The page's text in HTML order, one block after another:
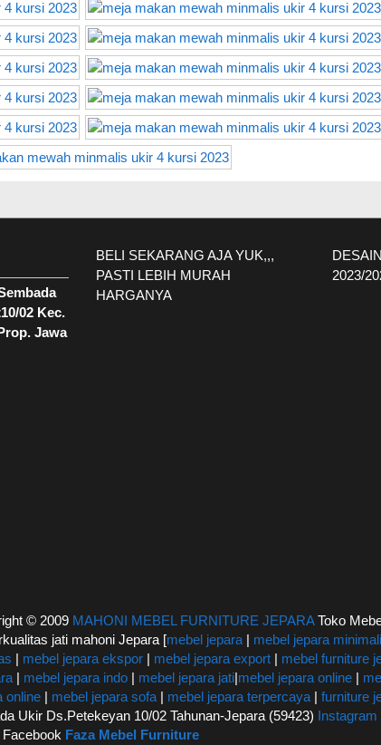
02 Kec.
Jawa
BELI SEKARANG AJA YUK,,,
PASTI LEBIH MURAH
HARGANYA
2023/
© 2009 MAHONI MEBEL FURNITURE JEPARAToko
jati mahoni Jepara [mebel jepara| mebel jepara
| mebel jepara ekspor | mebel jepara export | mebel furniture
| mebel jepara indo | mebel jepara jati|mebel jepara online |
online| mebel jepara sofa| mebel jepara terpercaya| furniture
Ukir Ds.Petekeyan 10/02 Tahunan-Jepara (59423)
Facebook Faza Mebel Furniture